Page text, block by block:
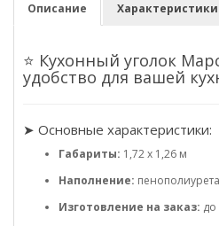
Описание Характеристики
⭐ Кухонный уголок
удобство для вашей
➤ Основные характеристики:
Габариты: 1,72 х 1,26 м
Наполнение:
Изготовление на заказ: